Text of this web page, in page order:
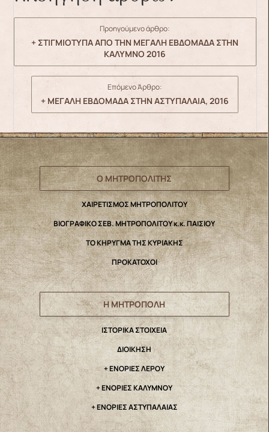
Προηγούμενο άρθρο:
+ ΣΤΙΓΜΙΟΤΥΠΑ ΑΠΟ ΤΗΝ ΜΕΓΑΛΗ ΕΒΔΟΜΑΔΑ ΣΤΗΝ
ΚΑΛΥΜΝΟ 2016
Επόμενο Άρθρο:
+ ΜΕΓΑΛΗ ΕΒΔΟΜΑΔΑ ΣΤΗΝ ΑΣΤΥΠΑΛΑΙΑ, 2016
Ο ΜΗΤΡΟΠΟΛΙΤΗΣ
ΧΑΙΡΕΤΙΣΜΟΣ ΜΗΤΡΟΠΟΛΙΤΟΥ
ΒΙΟΓΡΑΦΙΚΟ ΣΕΒ. ΜΗΤΡΟΠΟΛΙΤΟΥ κ.κ. ΠΑΙΣΙΟΥ
ΤΟ ΚΗΡΥΓΜΑ ΤΗΣ ΚΥΡΙΑΚΗΣ
ΠΡΟΚΑΤΟΧΟΙ
Η ΜΗΤΡΟΠΟΛΗ
IΣΤΟΡΙΚΑ ΣΤΟΙΧΕΙΑ
ΔΙΟΙΚΗΣΗ
+ ΕΝΟΡΙΕΣ ΛΕΡΟΥ
+ ΕΝΟΡΙΕΣ ΚΑΛΥΜΝΟΥ
+ ΕΝΟΡΙΕΣ ΑΣΤΥΠΑΛΑΙΑΣ